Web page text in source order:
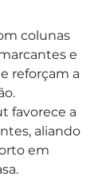
colunas
e
reforçam a
favorece a
aliando
em